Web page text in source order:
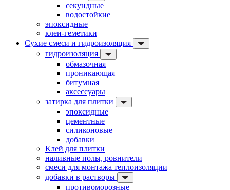
секундные
водостойкие
эпоксидные
клеи-геметики
Сухие смеси и гидроизоляция
гидроизоляция
обмазочная
проникающая
битумная
аксессуары
затирка для плитки
эпоксидные
цементные
силиконовые
добавки
Клей для плитки
наливные полы, ровнители
смеси для монтажа теплоизоляции
добавки в растворы
противоморозные